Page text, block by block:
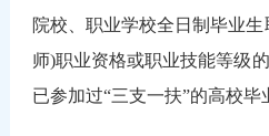
院校、职业学校全日制毕业
师)职业资格或职业技能等级
已参加过“三支一扶”的高校毕